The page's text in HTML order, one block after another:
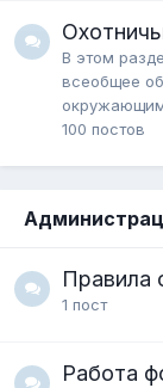
В этом
всеобщее
100 постов
Правила
1 пост
Работа